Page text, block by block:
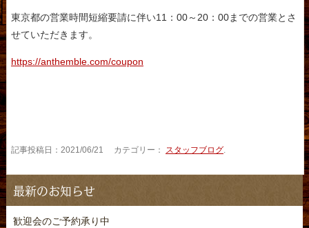
東京都の営業時間短縮要請に伴い11：00～20：00までの営業とさ
せていただきます。
https://anthemble.com/coupon
記事投稿日：2021/06/21 カテゴリー： スタッフブログ.
最新のお知らせ
歓迎会のご予約承り中